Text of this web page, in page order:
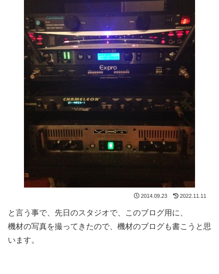
2014.09.23 2022.11.11
と言う事で、先日のスタジオで、このブログ用に、
機材の写真を撮ってきたので、機材のブログも書こうと思
います。